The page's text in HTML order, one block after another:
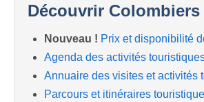
Découvrir Colombiers
Nouveau ! Prix et disponibilité
Agenda des activités
Annuaire des visites et activités
Parcours et itinéraires